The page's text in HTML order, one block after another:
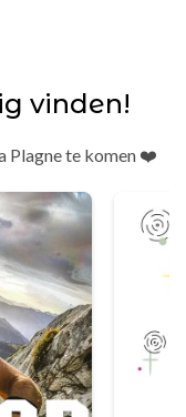
vinden!
Plagne te komen ❤️